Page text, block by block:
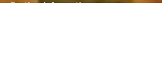
Further information